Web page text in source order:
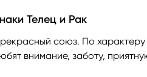
Телец и Рак
союз. По
внимание, заботу,